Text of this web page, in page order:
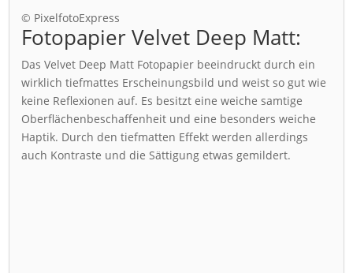
© PixelfotoExpress
Fotopapier Velvet Deep Matt:
Das Velvet Deep Matt Fotopapier beeindruckt durch ein
wirklich tiefmattes Erscheinungsbild und weist so gut wie
keine Reflexionen auf. Es besitzt eine weiche samtige
Oberflächenbeschaffenheit und eine besonders weiche
Haptik. Durch den tiefmatten Effekt werden allerdings
auch Kontraste und die Sättigung etwas gemildert.